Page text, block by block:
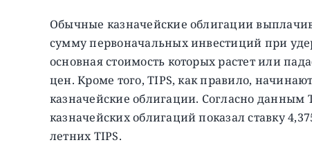
Обычные казначейские облигации
сумму первоначальных инвестиций при
основная стоимость которых растет или
цен. Кроме того, TIPS, как правило,
казначейские облигации. Согласно
казначейских облигаций показал ставку
летних TIPS.